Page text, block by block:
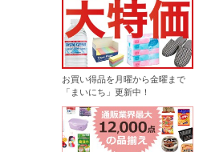
お買い得品を月曜から金曜まで
「まいにち」更新中！